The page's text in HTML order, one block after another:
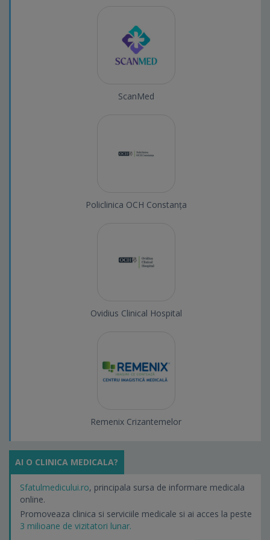
ScanMed
Policlinica OCH Constanța
Ovidius Clinical Hospital
Remenix Crizantemelor
AI O CLINICA MEDICALA?
Sfatulmedicului.ro, principala sursa de informare medicala
online.
Promoveaza clinica si serviciile medicale si ai acces la peste
3 milioane de vizitatori lunar.